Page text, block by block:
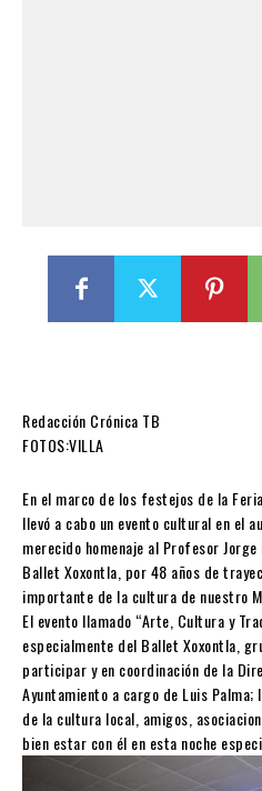
Redacción Crónica TB
FOTOS:VILLA
En el marco de los festejos de la
llevó a cabo un evento cultural en el
merecido homenaje al Profesor
Ballet Xoxontla, por 48 años de
importante de la cultura de nuestro
El evento llamado “Arte, Cultura y
especialmente del Ballet Xoxontla,
participar y en coordinación de la
Ayuntamiento a cargo de Luis
de la cultura local, amigos,
bien estar con él en esta noche